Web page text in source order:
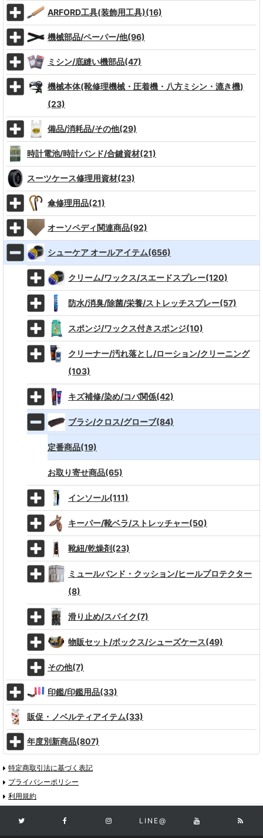
ARFORD工具(装飾用工具)(16)
機械部品/ペーパー/他(96)
ミシン/底縫い機部品(47)
機械本体(靴修理機械・圧着機・八方ミシン・漉き機)
(23)
備品/消耗品/その他(29)
時計電池/時計バンド/合鍵資材(21)
スーツケース修理用資材(23)
傘修理用品(21)
オーソペディ関連商品(92)
シューケア オールアイテム(656)
クリーム/ワックス/スエードスプレー(120)
防水/消臭/除菌/栄養/ストレッチスプレー(57)
スポンジ/ワックス付きスポンジ(10)
クリーナー/汚れ落とし/ローション/クリーニング
(103)
キズ補修/染め/コバ関係(42)
ブラシ/クロス/グローブ(84)
定番商品(19)
お取り寄せ商品(65)
インソール(111)
キーパー/靴ベラ/ストレッチャー(50)
靴紐/乾燥剤(23)
ミュールバンド・クッション/ヒールプロテクター
(8)
滑り止め/スパイク(7)
物販セット/ボックス/シューズケース(49)
その他(7)
印鑑/印鑑用品(33)
販促・ノベルティアイテム(33)
年度別新商品(807)
特定商取引法に基づく表記
プライバシーポリシー
利用規約
LINE@